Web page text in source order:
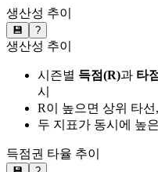
생산성 추이
💾 ?
생산성 추이
시즌별 득점(R)과 타
시
R이 높으면 상위 타
두 지표가 동시에 높
득점권 타율 추이